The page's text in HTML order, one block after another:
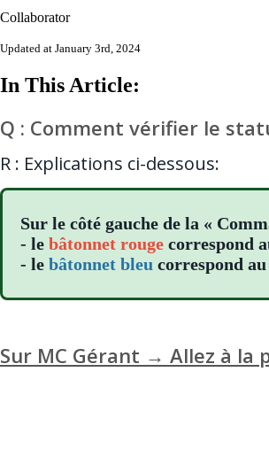
Collaborator
Updated at January 3rd, 2024
In This Article:
Q : Comment vérifier le
R : Explications ci-dessous:
Sur le côté gauche de la «
- le bâtonnet rouge correspond
- le bâtonnet bleu correspond
Sur MC Gérant → Allez à la